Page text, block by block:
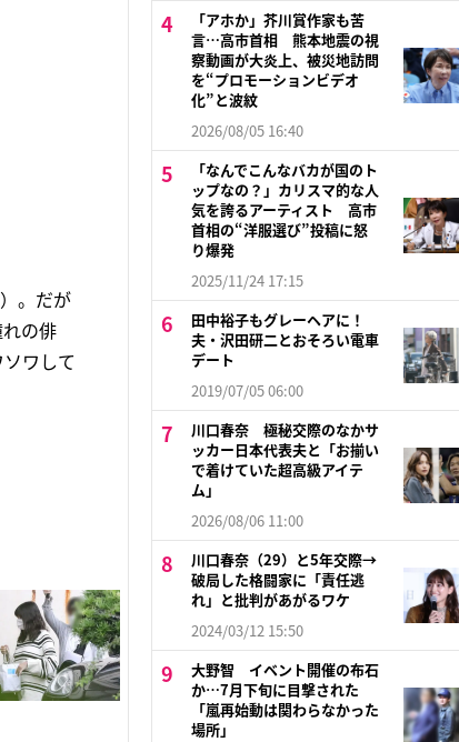
。だが
の俳
ワして
「アホか」芥川賞作家も苦
言…高市首相 熊本地震の視
察動画が大炎上、被災地訪問
を“プロモーションビデオ
化”と波紋
2026/08/05 16:40
「なんでこんなバカが国のト
ップなの？」カリスマ的な人
気を誇るアーティスト 高市
首相の“洋服選び”投稿に怒
り爆発
2025/11/24 17:15
田中裕子もグレーヘアに！
夫・沢田研二とおそろい電車
デート
2019/07/05 06:00
川口春奈 極秘交際のなかサ
ッカー日本代表夫と「お揃い
で着けていた超高級アイテ
ム」
2026/08/06 11:00
川口春奈（29）と5年交際→
破局した格闘家に「責任逃
れ」と批判があがるワケ
2024/03/12 15:50
大野智 イベント開催の布石
か…7月下旬に目撃された
「嵐再始動は関わらなかった
場所」